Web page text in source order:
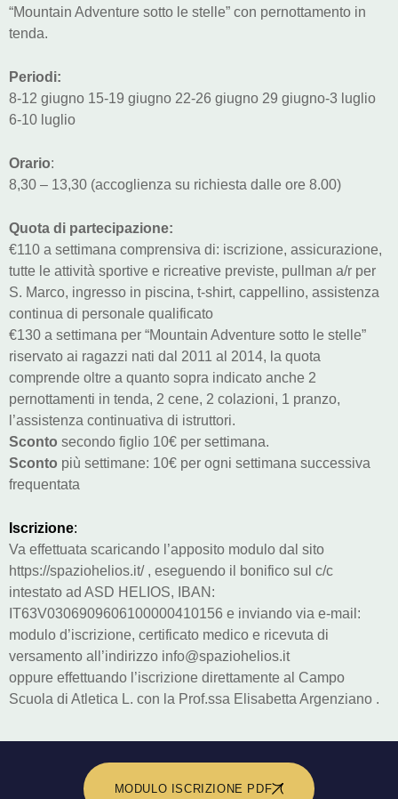
“Mountain Adventure sotto le stelle” con pernottamento in
tenda.
Periodi:
8-12 giugno 15-19 giugno 22-26 giugno 29 giugno-3 luglio
6-10 luglio
Orario:
8,30 – 13,30 (accoglienza su richiesta dalle ore 8.00)
Quota di partecipazione:
€110 a settimana comprensiva di: iscrizione, assicurazione,
tutte le attività sportive e ricreative previste, pullman a/r per
S. Marco, ingresso in piscina, t-shirt, cappellino, assistenza
continua di personale qualificato
€130 a settimana per “Mountain Adventure sotto le stelle”
riservato ai ragazzi nati dal 2011 al 2014, la quota
comprende oltre a quanto sopra indicato anche 2
pernottamenti in tenda, 2 cene, 2 colazioni, 1 pranzo,
l’assistenza continuativa di istruttori.
Sconto secondo figlio 10€ per settimana.
Sconto più settimane: 10€ per ogni settimana successiva
frequentata
Iscrizione:
Va effettuata scaricando l’apposito modulo dal sito
https://spaziohelios.it/ , eseguendo il bonifico sul c/c
intestato ad ASD HELIOS, IBAN:
IT63V0306909606100000410156 e inviando via e-mail:
modulo d’iscrizione, certificato medico e ricevuta di
versamento all’indirizzo info@spaziohelios.it
oppure effettuando l’iscrizione direttamente al Campo
Scuola di Atletica L. con la Prof.ssa Elisabetta Argenziano .
MODULO ISCRIZIONE PDF